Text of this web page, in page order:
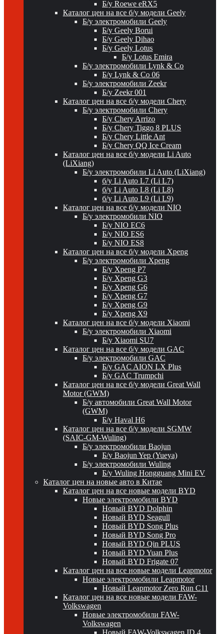
Б/у Roewe eRX5
Каталог цен на все б/у модели Geely
Б/у электромобили Geely
Б/у Geely Borui
Б/у Geely Dihao
Б/у Geely Lotus
Б/у Lotus Emira
Б/у электромобили Lynk & Co
Б/у Lynk & Co 06
Б/у электромобили Zeekr
Б/у Zeekr 001
Каталог цен на все б/у модели Chery
Б/у электромобили Chery
Б/у Chery Arrizo
Б/у Chery Tiggo 8 PLUS
Б/у Chery Little Ant
Б/у Chery QQ Ice Cream
Каталог цен на все б/у модели Li Auto
(LiXiang)
Б/у электромобили Li Auto (LiXiang)
б/у Li Auto L7 (Li L7)
б/у Li Auto L8 (Li L8)
б/у Li Auto L9 (Li L9)
Каталог цен на все б/у модели NIO
Б/у электромобили NIO
Б/у NIO EC6
Б/у NIO ES6
Б/у NIO ES8
Каталог цен на все б/у модели Xpeng
Б/у электромобили Xpeng
Б/у Xpeng P7
Б/у Xpeng G3
Б/у Xpeng G6
Б/у Xpeng G7
Б/у Xpeng G9
Б/у Xpeng X9
Каталог цен на все б/у модели Xiaomi
Б/у электромобили Xiaomi
Б/у Xiaomi SU7
Каталог цен на все б/у модели GAC
Б/у электромобили GAC
Б/у GAC AION LX Plus
Б/у GAC Trumpchi
Каталог цен на все б/у модели Great Wall
Motor (GWM)
Б/у автомобили Great Wall Motor
(GWM)
Б/у Haval H6
Каталог цен на все б/у модели SGMW
(SAIC-GM-Wuling)
Б/у электромобили Baojun
Б/у Baojun Yep (Yueya)
Б/у электромобили Wuling
Б/у Wuling Hongguang Mini EV
Каталог цен на новые авто в Китае
Каталог цен на все новые модели BYD
Новые электромобили BYD
Новый BYD Dolphin
Новый BYD Seagull
Новый BYD Song Plus
Новый BYD Song Pro
Новый BYD Qin PLUS
Новый BYD Yuan Plus
Новый BYD Frigate 07
Каталог цен на все новые модели Leapmotor
Новые электромобили Leapmotor
Новый Leapmotor Zero Run C11
Каталог цен на все новые модели FAW-
Volkswagen
Новые электромобили FAW-
Volkswagen
Новый FAW-Volkswagen ID.4